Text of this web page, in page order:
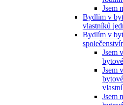
Jsem
Bydlím v
vlastníků
Bydlím v
Jsem
Jsem
Jsem